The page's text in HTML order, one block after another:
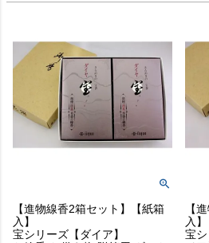
【進物線香2箱セット】【紙箱
入】
宝シリーズ【ダイア】
【
入】
宝